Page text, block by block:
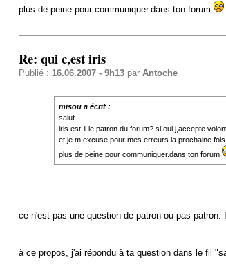
plus de peine pour communiquer.dans ton forum
Re: qui c,est iris
Publié : 16.06.2007 - 9h13par Antoche
misou a écrit :
salut .
iris est-il le patron du forum? si oui j,accepte
et je m,excuse pour mes erreurs.la prochaine
plus de peine pour communiquer.dans ton forum
ce n'est pas une question de patron ou pas
à ce propos, j'ai répondu à ta question dans le fil